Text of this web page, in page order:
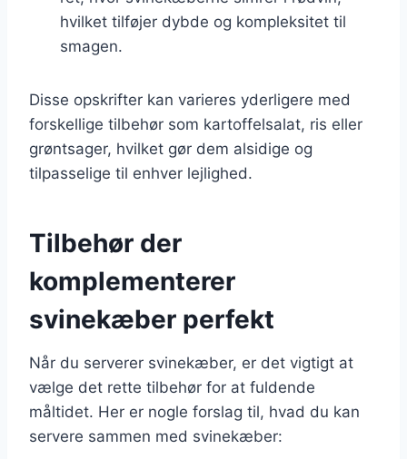
hvilket tilføjer dybde og kompleksitet til
smagen.
Disse opskrifter kan varieres yderligere med
forskellige tilbehør som kartoffelsalat, ris eller
grøntsager, hvilket gør dem alsidige og
tilpasselige til enhver lejlighed.
Tilbehør der
komplementerer
svinekæber perfekt
Når du serverer svinekæber, er det vigtigt at
vælge det rette tilbehør for at fuldende
måltidet. Her er nogle forslag til, hvad du kan
servere sammen med svinekæber: